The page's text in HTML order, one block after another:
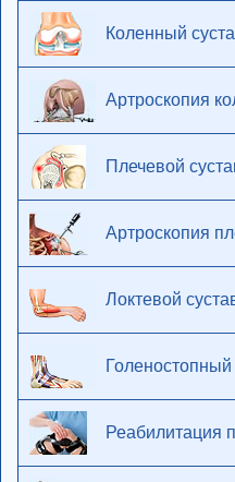
Коленный
Артроскопия
Плечевой
Артроскопия
Локтевой
Голеностопный
Реабилитация